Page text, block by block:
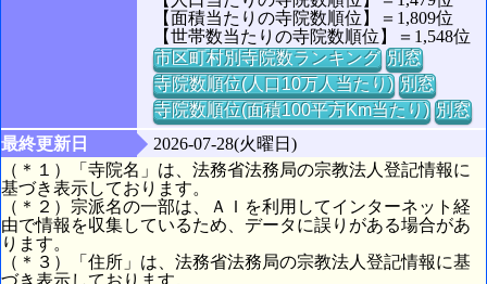
【面積当たりの寺院数順位】＝1,809位
【世帯数当たりの寺院数順位】＝1,548位
市区町村別寺院数ランキング 別窓
寺院数順位(人口10万人当たり) 別窓
寺院数順位(面積100平方Km当たり) 別窓
最終更新日
2026-07-28(火曜日)
（＊１）「寺院名」は、法務省法務局の宗教法人登記情報に
基づき表示しております。
（＊２）宗派名の一部は、ＡＩを利用してインターネット経
由で情報を収集しているため、データに誤りがある場合があ
ります。
（＊３）「住所」は、法務省法務局の宗教法人登記情報に基